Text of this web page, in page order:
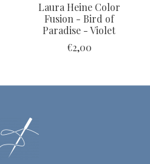
Laura Heine Color
Fusion - Bird of
Paradise - Violet
€2,00